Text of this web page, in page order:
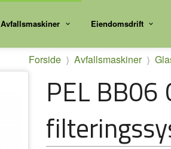
Avfallsmaskiner Eiendomsdrift
Forside Avfallsmaskiner
PEL BB06